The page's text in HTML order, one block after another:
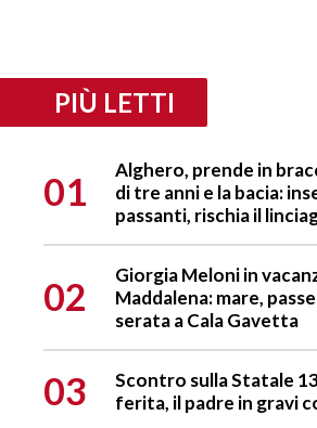
PIÙ LETTI
01
Alghero, prende in
di tre anni e la bacia:
passanti, rischia il
02
Giorgia Meloni in
Maddalena: mare,
serata a Cala Gavetta
03
Scontro sulla Statale
ferita, il padre in gravi